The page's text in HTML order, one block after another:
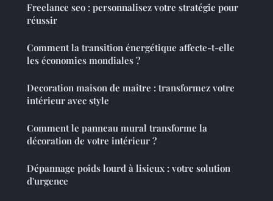
Freelance seo : personnalisez votre stratégie pour
réussir
Comment la transition énergétique affecte-t-elle
les économies mondiales ?
Decoration maison de maître : transformez votre
intérieur avec style
Comment le panneau mural transforme la
décoration de votre intérieur ?
Dépannage poids lourd à lisieux : votre solution
d'urgence